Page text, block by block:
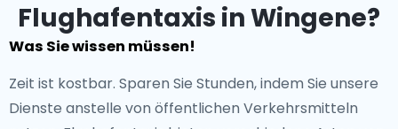
Flughafentaxis in Wingene?
Was Sie wissen müssen!
Zeit ist kostbar. Sparen Sie Stunden, indem Sie unsere
Dienste anstelle von öffentlichen Verkehrsmitteln